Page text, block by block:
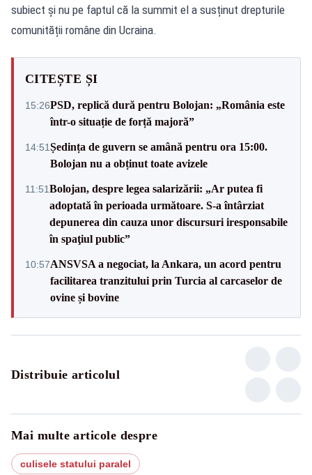
subiect și nu pe faptul că la summit el a susținut drepturile
comunității române din Ucraina.
CITEȘTE ȘI
15:26PSD, replică dură pentru Bolojan: „România este
într-o situație de forță majoră”
14:51Ședința de guvern se amână pentru ora 15:00.
Bolojan nu a obținut toate avizele
11:51Bolojan, despre legea salarizării: „Ar putea fi
adoptată în perioada următoare. S-a întârziat
depunerea din cauza unor discursuri iresponsabile
în spaţiul public”
10:57ANSVSA a negociat, la Ankara, un acord pentru
facilitarea tranzitului prin Turcia al carcaselor de
ovine și bovine
Distribuie articolul
Mai multe articole despre
culisele statului paralel